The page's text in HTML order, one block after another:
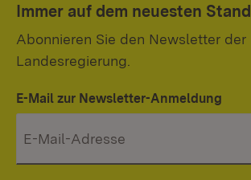
Immer auf dem neuesten Stand
Abonnieren Sie den Newsletter der
Landesregierung.
E-Mail zur Newsletter-Anmeldung